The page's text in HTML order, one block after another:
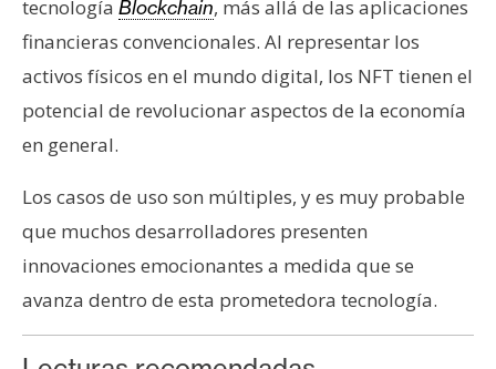
tecnología Blockchain, más allá de las aplicaciones
financieras convencionales. Al representar los
activos físicos en el mundo digital, los NFT tienen el
potencial de revolucionar aspectos de la economía
en general.
Los casos de uso son múltiples, y es muy probable
que muchos desarrolladores presenten
innovaciones emocionantes a medida que se
avanza dentro de esta prometedora tecnología.